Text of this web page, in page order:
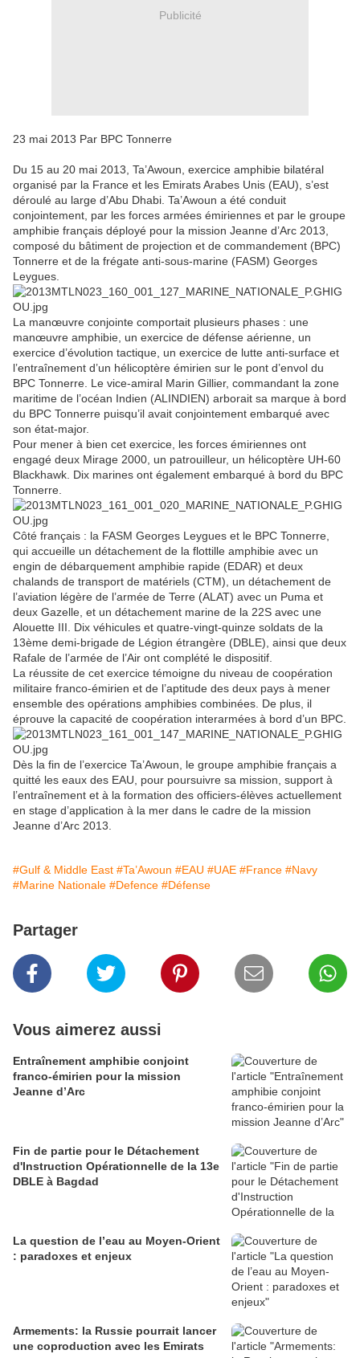
Publicité
23 mai 2013 Par BPC Tonnerre
Du 15 au 20 mai 2013, Ta’Awoun, exercice amphibie bilatéral
organisé par la France et les Emirats Arabes Unis (EAU), s’est
déroulé au large d’Abu Dhabi. Ta’Awoun a été conduit
conjointement, par les forces armées émiriennes et par le groupe
amphibie français déployé pour la mission Jeanne d’Arc 2013,
composé du bâtiment de projection et de commandement (BPC)
Tonnerre et de la frégate anti-sous-marine (FASM) Georges
Leygues.
La manœuvre conjointe comportait plusieurs phases : une
manœuvre amphibie, un exercice de défense aérienne, un
exercice d’évolution tactique, un exercice de lutte anti-surface et
l’entraînement d’un hélicoptère émirien sur le pont d’envol du
BPC Tonnerre. Le vice-amiral Marin Gillier, commandant la zone
maritime de l’océan Indien (ALINDIEN) arborait sa marque à bord
du BPC Tonnerre puisqu’il avait conjointement embarqué avec
son état-major.
Pour mener à bien cet exercice, les forces émiriennes ont
engagé deux Mirage 2000, un patrouilleur, un hélicoptère UH-60
Blackhawk. Dix marines ont également embarqué à bord du BPC
Tonnerre.
Côté français : la FASM Georges Leygues et le BPC Tonnerre,
qui accueille un détachement de la flottille amphibie avec un
engin de débarquement amphibie rapide (EDAR) et deux
chalands de transport de matériels (CTM), un détachement de
l’aviation légère de l’armée de Terre (ALAT) avec un Puma et
deux Gazelle, et un détachement marine de la 22S avec une
Alouette III. Dix véhicules et quatre-vingt-quinze soldats de la
13ème demi-brigade de Légion étrangère (DBLE), ainsi que deux
Rafale de l’armée de l’Air ont complété le dispositif.
La réussite de cet exercice témoigne du niveau de coopération
militaire franco-émirien et de l’aptitude des deux pays à mener
ensemble des opérations amphibies combinées. De plus, il
éprouve la capacité de coopération interarmées à bord d’un BPC.
Dès la fin de l’exercice Ta’Awoun, le groupe amphibie français a
quitté les eaux des EAU, pour poursuivre sa mission, support à
l’entraînement et à la formation des officiers-élèves actuellement
en stage d’application à la mer dans le cadre de la mission
Jeanne d’Arc 2013.
#Gulf & Middle East #Ta’Awoun #EAU #UAE #France #Navy
#Marine Nationale #Defence #Défense
Partager
Vous aimerez aussi
Entraînement amphibie conjoint
franco-émirien pour la mission
Jeanne d’Arc
Fin de partie pour le Détachement
d'Instruction Opérationnelle de la 13e
DBLE à Bagdad
La question de l’eau au Moyen-Orient
: paradoxes et enjeux
Armements: la Russie pourrait lancer
une coproduction avec les Emirats